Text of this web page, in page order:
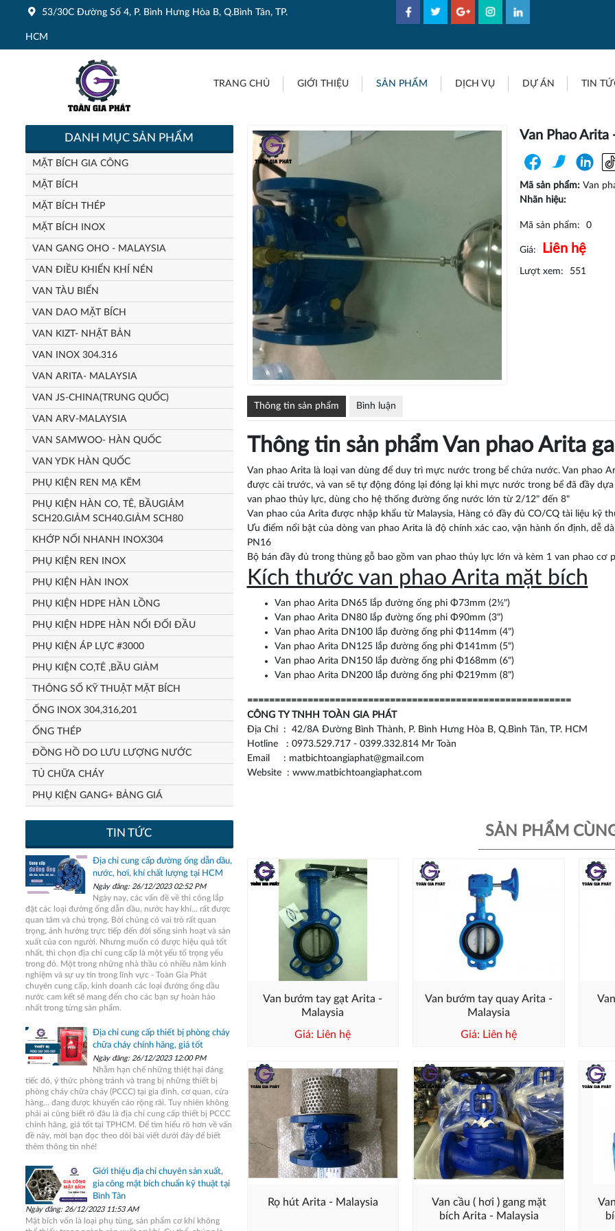
53/30C Đường Số 4, P. Bình Hưng Hòa B, Q.Bình Tân, TP.
HCM
TRANG CHỦ GIỚI THIỆU SẢN PHẨM DỊCH VỤ DỰ ÁN TIN
Van Phao Arita
Mã sản phẩm:Van
Nhãn hiệu:
Mã sản phẩm: 0
Giá: Liên hệ
Lượt xem: 551
Thông tin sản phẩm Bình luận
Thông tin sản phẩm Van phao Arita
Van phao Arita là loại van dùng để duy trì mực nước trong bể chứa nước. Van
được cài trước, và van sẽ tự động đóng lại đóng lại khi mực nước trong bể đã đầy
van phao thủy lực, dùng cho hệ thống đường ống nước lớn từ 2/12" đến 8"
Van phao của Arita được nhập khẩu từ Malaysia, Hàng có đầy đủ CO/CQ tài liệu kỹ
Ưu điểm nổi bật của dòng van phao Arita là độ chính xác cao, vận hành ổn định, dễ
PN16
Bộ bán đầy đủ trong thùng gỗ bao gồm van phao thủy lực lớn và kèm 1 van phao cơ
Kích thước van phao Arita mặt bích
Van phao Arita DN65 lắp đường ống phi Φ73mm (2½")
Van phao Arita DN80 lắp đường ống phi Φ90mm (3")
Van phao Arita DN100 lắp đường ống phi Φ114mm (4")
Van phao Arita DN125 lắp đường ống phi Φ141mm (5")
Van phao Arita DN150 lắp đường ống phi Φ168mm (6")
Van phao Arita DN200 lắp đường ống phi Φ219mm (8")
===========================================================
CÔNG TY TNHH TOÀN GIA PHÁT
Địa Chỉ : 42/8A Đường Bình Thành, P. Bình Hưng Hòa B, Q.Bình Tân, TP. HCM
Hotline : 0973.529.717 - 0399.332.814 Mr Toàn
Email : matbichtoangiaphat@gmail.com
Website : www.matbichtoangiaphat.com
SẢN PHẨM
Van bướm tay gạt Arita -
Malaysia
Giá: Liên hệ
Van bướm tay quay Arita -
Malaysia
Giá: Liên hệ
Rọ hút Arita - Malaysia
Van cầu ( hơi ) gang mặt
bích Arita - Malaysia
DANH MỤC SẢN PHẨM
MẶT BÍCH GIA CÔNG
MẶT BÍCH
MẶT BÍCH THÉP
MẶT BÍCH INOX
VAN GANG OHO - MALAYSIA
VAN ĐIỀU KHIỂN KHÍ NÉN
VAN TÀU BIỂN
VAN DAO MẶT BÍCH
VAN KIZT- NHẬT BẢN
VAN INOX 304.316
VAN ARITA- MALAYSIA
VAN JS-CHINA(TRUNG QUỐC)
VAN ARV-MALAYSIA
VAN SAMWOO- HÀN QUỐC
VAN YDK HÀN QUỐC
PHỤ KIỆN REN MẠ KẼM
PHỤ KIỆN HÀN CO, TÊ, BẦUGIẢM
SCH20.GIẢM SCH40.GIẢM SCH80
KHỚP NỐI NHANH INOX304
PHỤ KIỆN REN INOX
PHỤ KIỆN HÀN INOX
PHỤ KIỆN HDPE HÀN LỒNG
PHỤ KIỆN HDPE HÀN NỐI ĐỐI ĐẦU
PHỤ KIỆN ÁP LỰC #3000
PHỤ KIỆN CO,TÊ ,BẦU GIẢM
THÔNG SỐ KỸ THUẬT MẶT BÍCH
ỐNG INOX 304,316,201
ỐNG THÉP
ĐỒNG HỒ DO LƯU LƯỢNG NƯỚC
TỦ CHỮA CHÁY
PHỤ KIỆN GANG+ BẢNG GIÁ
TIN TỨC
Địa chỉ cung cấp đường ống dẫn dầu,
nước, hơi, khí chất lượng tại HCM
Ngày đăng: 26/12/2023 02:52 PM
Ngày nay, các vấn đề về thi công lắp
đặt các loại đường ống dẫn dầu, nước hay khí... rất được
quan tâm và chú trọng. Bởi chúng có vai trò rất quan
trọng, ảnh hưởng trực tiếp đến đời sống sinh hoạt và sản
xuất của con người. Nhưng muốn có được hiệu quả tốt
nhất, thì chọn địa chỉ cung cấp là một yếu tố trọng yếu
trong đó. Một trong những nhà thầu có nhiều năm kinh
nghiệm và sự uy tín trong lĩnh vực - Toàn Gia Phát
chuyên cung cấp, kinh doanh các loại đường ống dầu
nước cam kết sẽ mang đến cho các bạn sự hoàn hảo
nhất trong từng sản phẩm.
Địa chỉ cung cấp thiết bị phòng cháy
chữa cháy chính hãng, giá tốt
Ngày đăng: 26/12/2023 12:00 PM
Nhằm hạn chế những thiệt hại đáng
tiếc đó, ý thức phòng tránh và trang bị những thiết bị
phòng cháy chữa cháy (PCCC) tại gia đình, cơ quan, cửa
hàng… đang được khuyến cáo rộng rãi. Tuy nhiên không
phải ai cũng biết rõ đâu là địa chỉ cung cấp thiết bị PCCC
chính hãng, giá tốt tại TPHCM. Để tìm hiểu rõ hơn về vấn
đề này, mời bạn đọc theo dõi bài viết dưới đây để biết
thêm thông tin nhé!
Giới thiệu địa chỉ chuyên sản xuất,
gia công mặt bích chuẩn kỹ thuật tại
Bình Tân
Ngày đăng: 26/12/2023 11:53 AM
Mặt bích vốn là loại phụ tùng, sản phẩm cơ khí không